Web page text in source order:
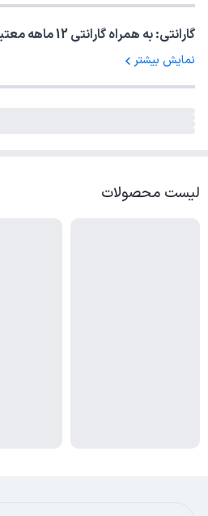
گارانتی: به همراه گارانتی 12 ماهه معتبر
نمایش بیشتر
لیست محصولات